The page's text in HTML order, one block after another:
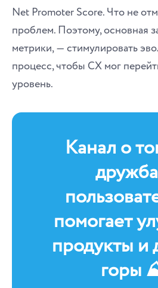
Net Promoter Score. Что не
проблем. Поэтому, основная
метрики, ― стимулировать
процесс, чтобы CX мог
уровень.
Канал о
помогает
продукты и
горы